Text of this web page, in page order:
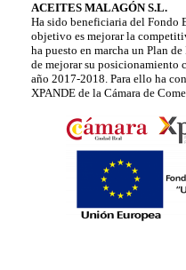
ACEITES MALAGÓN S.L.
Ha sido beneficiaria del Fondo
objetivo es mejorar la
ha puesto en marcha un Plan
de mejorar su posicionamiento
año 2017-2018. Para ello ha
XPANDE de la Cámara de